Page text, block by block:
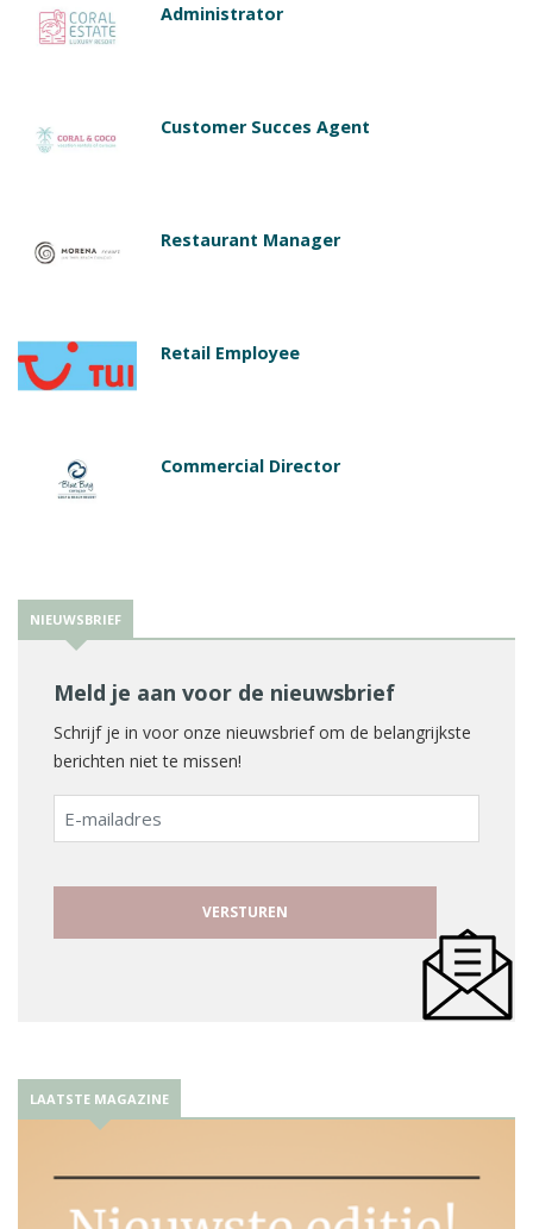
Administrator
Customer Succes Agent
Restaurant Manager
Retail Employee
Commercial Director
NIEUWSBRIEF
Meld je aan voor de nieuwsbrief
Schrijf je in voor onze nieuwsbrief om de belangrijkste
berichten niet te missen!
E-
mailadres
LAATSTE MAGAZINE